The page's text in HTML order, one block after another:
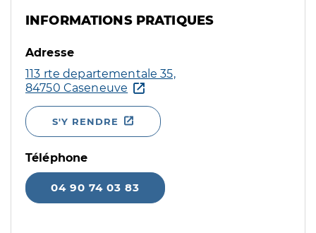
INFORMATIONS PRATIQUES
Adresse
113 rte departementale 35,
84750 Caseneuve
S'Y RENDRE
Téléphone
04 90 74 03 83